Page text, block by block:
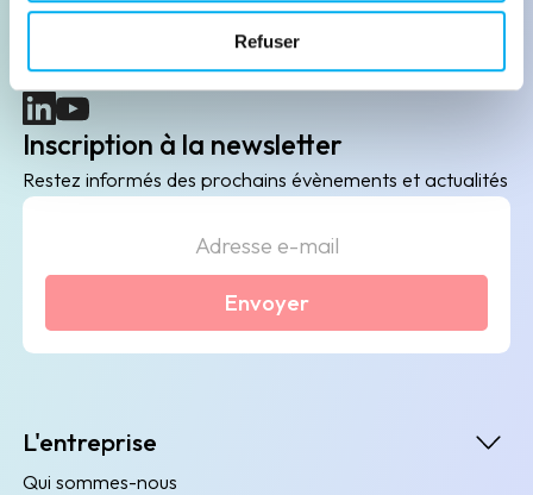
Refuser
B2B de data marketing, gestion des risques
client/fournisseur et conformité.
(nouvelle fenêtre)
(nouvelle fenêtre)
Inscription à la newsletter
Restez informés des prochains évènements et actualités
Envoyer
L'entreprise
Qui sommes-nous